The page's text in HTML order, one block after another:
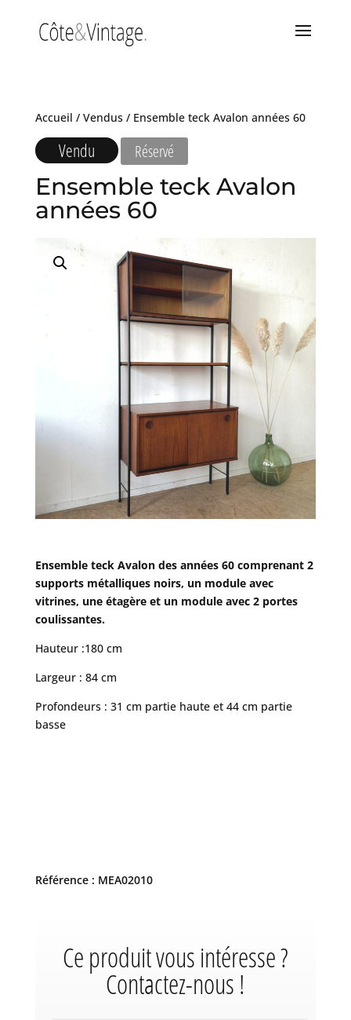
Accueil / Vendus/ Ensemble teck Avalon années 60
Vendu Réservé
Ensemble teck Avalon
années 60
Ensemble teck Avalon des années 60 comprenant 2
supports métalliques noirs, un module avec
vitrines, une étagère et un module avec 2 portes
coulissantes.
Hauteur :180 cm
Largeur : 84 cm
Profondeurs : 31 cm partie haute et 44 cm partie
basse
Référence : MEA02010
Ce produit vous intéresse ?
Contactez-nous !